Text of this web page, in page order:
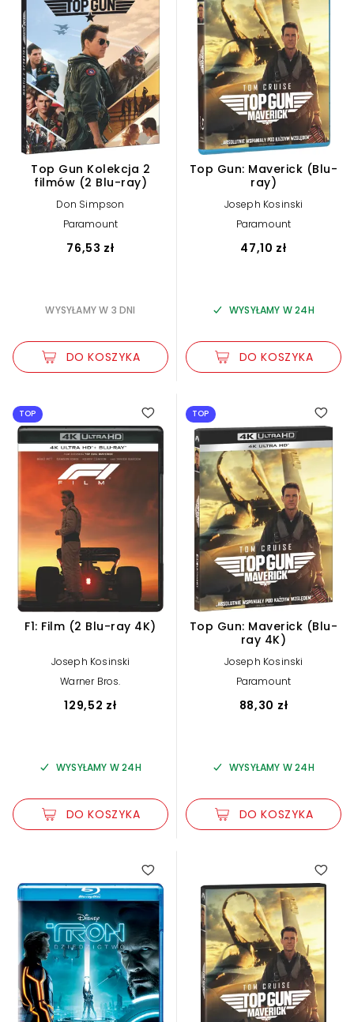
Top Gun Kolekcja 2
filmów (2 Blu-ray)
Don Simpson
Paramount
76,53 zł
WYSYŁAMY W 3 DNI
DO KOSZYKA
Top Gun: Maverick (Blu-
ray)
Joseph Kosinski
Paramount
47,10 zł
WYSYŁAMY W 24H
DO KOSZYKA
TOP
F1: Film (2 Blu-ray 4K)
Joseph Kosinski
Warner Bros.
129,52 zł
WYSYŁAMY W 24H
DO KOSZYKA
TOP
Top Gun: Maverick (Blu-
ray 4K)
Joseph Kosinski
Paramount
88,30 zł
WYSYŁAMY W 24H
DO KOSZYKA
4.65